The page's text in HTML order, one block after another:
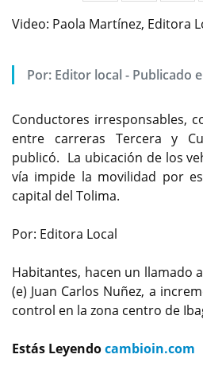
Video: Paola Martínez, Editora
Por: Editor local - Publicado
Conductores irresponsables,
entre carreras Tercera y
publicó. La ubicación de los
vía impide la movilidad por
capital del Tolima.
Por: Editora Local
Habitantes, hacen un llamado
(e) Juan Carlos Nuñez, a
control en la zona centro de
Estás Leyendocambioin.com